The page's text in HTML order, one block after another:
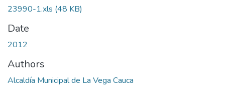
23990-1.xls (48 KB)
Date
2012
Authors
Alcaldía Municipal de La Vega Cauca